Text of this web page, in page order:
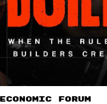
ECONOMIC FORUM